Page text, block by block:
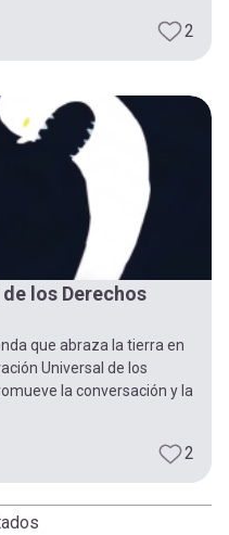
2
los Derechos
que abraza la tierra en
Universal de los
la conversación y la
2